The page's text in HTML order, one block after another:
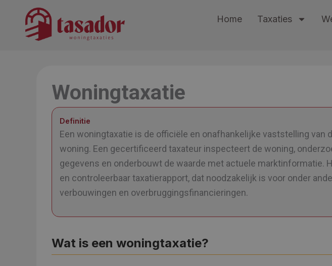
Home Taxaties
Woningtaxatie
Definitie
Een woningtaxatie is de officiële en onafhankelijke vaststelling van
woning. Een gecertificeerd taxateur inspecteert de woning,
gegevens en onderbouwt de waarde met actuele marktinformatie.
en controleerbaar taxatierapport, dat noodzakelijk is voor onder
verbouwingen en overbruggingsfinancieringen.
Wat is een woningtaxatie?